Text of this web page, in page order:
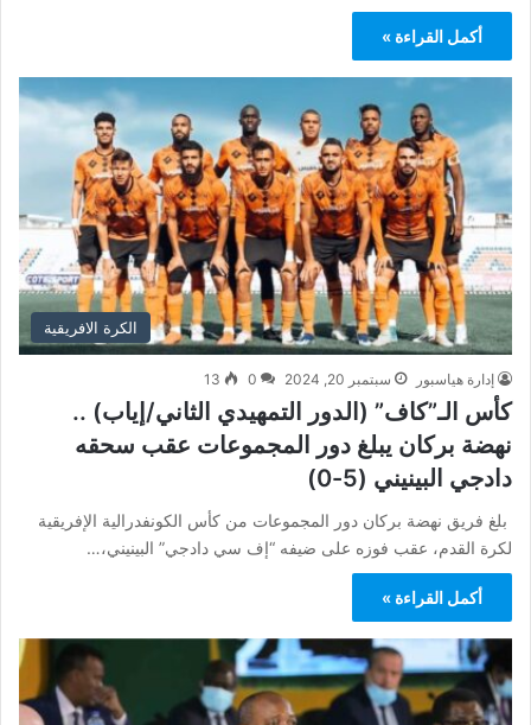
أكمل القراءة »
الكرة الافريقية
إدارة هياسبور سبتمبر 20, 2024 0
13
كأس الـ”كاف” (الدور التمهيدي الثاني/إياب) ..
نهضة بركان يبلغ دور المجموعات عقب سحقه
دادجي البينيني (5-0)
بلغ فريق نهضة بركان دور المجموعات من كأس الكونفدرالية الإفريقية
لكرة القدم، عقب فوزه على ضيفه “إف سي دادجي” البينيني،…
أكمل القراءة »